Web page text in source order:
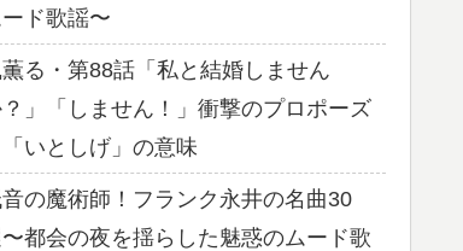
ード歌謡〜
薫る・第88話「私と結婚しません
」「しません！」衝撃のプロポーズ
「いとしげ」の意味
の魔術師！フランク永井の名曲30
都会の夜を揺らした魅惑のムード歌